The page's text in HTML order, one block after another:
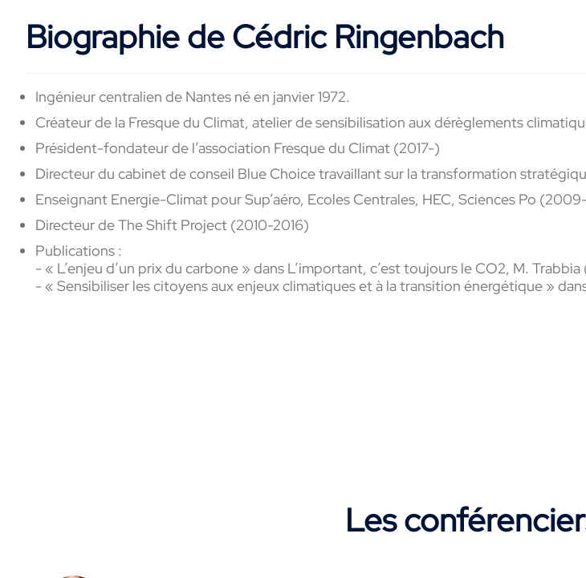
Biographie de Cédric Ringenbach
Ingénieur centralien de Nantes né en janvier 1972.
Créateur de la Fresque du Climat, atelier de sensibilisation aux dérèglements
Président-fondateur de l’association Fresque du Climat (2017-)
Directeur du cabinet de conseil Blue Choice travaillant sur la transformation
Enseignant Energie-Climat pourSup’aéro, Ecoles Centrales, HEC, Sciences Po
Directeur de The Shift Project (2010-2016)
Publications :
- « L’enjeu d’un prix du carbone » dans L’important, c’est toujours le CO2, M. Trabbia
- « Sensibiliser les citoyens aux enjeux climatiques et à la transition énergétique »
Les